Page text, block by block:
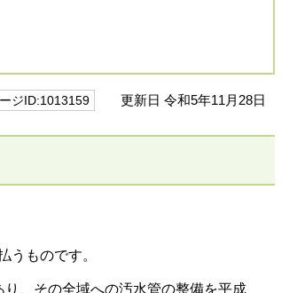
ジID:1013159 更新日 令和5年11月28日
うものです。
、その全域への汚水管の整備を平成